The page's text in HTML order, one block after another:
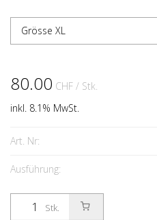
Grösse XL
80.00 CHF / Stk.
inkl. 8.1% MwSt.
Art. Nr:
Ausführung:
Stk.